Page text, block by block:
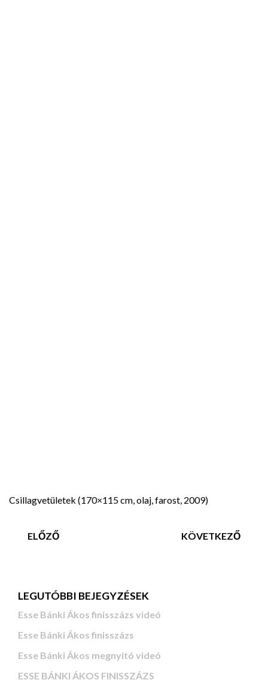
Csillagvetületek (170×115 cm, olaj, farost, 2009)
ELŐZŐ KÖVETKEZŐ
LEGUTÓBBI BEJEGYZÉSEK
Esse Bánki Ákos finisszázs videó
Esse Bánki Ákos finisszázs
Esse Bánki Ákos megnyitó videó
ESSE BÁNKI ÁKOS FINISSZÁZS